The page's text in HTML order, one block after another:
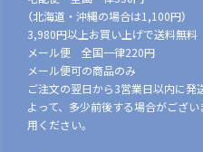
（北海道・沖縄の場合は1,100円）
3,980円以上お買い上げで送料無料
メール便 全国一律220円
メール便可の商品のみ
ご注文の翌日から3営業日以内に発
よって、多少前後する場合がござ
用ください。